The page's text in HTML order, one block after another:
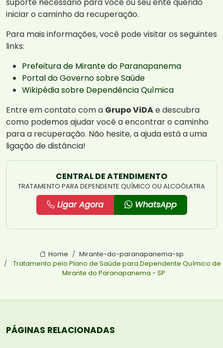
suporte necessário para você ou seu ente querido
iniciar o caminho da recuperação.
Para mais informações, você pode visitar os seguintes
links:
Prefeitura de Mirante do Paranapanema
Portal do Governo sobre Saúde
Wikipédia sobre Dependência Química
Entre em contato com a Grupo ViDAe descubra
como podemos ajudar você a encontrar o caminho
para a recuperação. Não hesite, a ajuda está a uma
ligação de distância!
CENTRAL DE ATENDIMENTO
TRATAMENTO PARA DEPENDENTE QUÍMICO OU ALCOÓLATRA
Ligar Agora WhatsApp
Home
Mirante-do-paranapanema-sp
Tratamento pelo Plano de Saúde para Dependente Químico de
Mirante do Paranapanema - SP
PÁGINAS RELACIONADAS